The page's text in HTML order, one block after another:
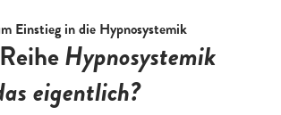
Einstieg in die Hypnosystemik
Hypnosystemik
eigentlich?